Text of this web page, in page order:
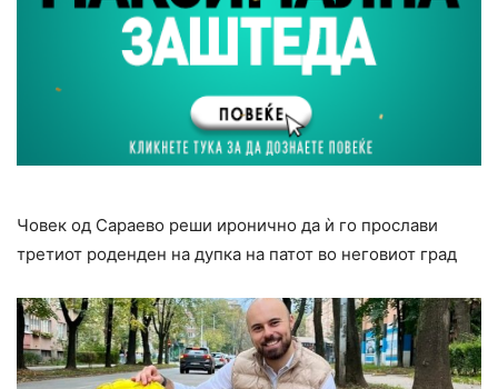
Човек од Сараево реши иронично да ѝ го прослави
третиот роденден на дупка на патот во неговиот град